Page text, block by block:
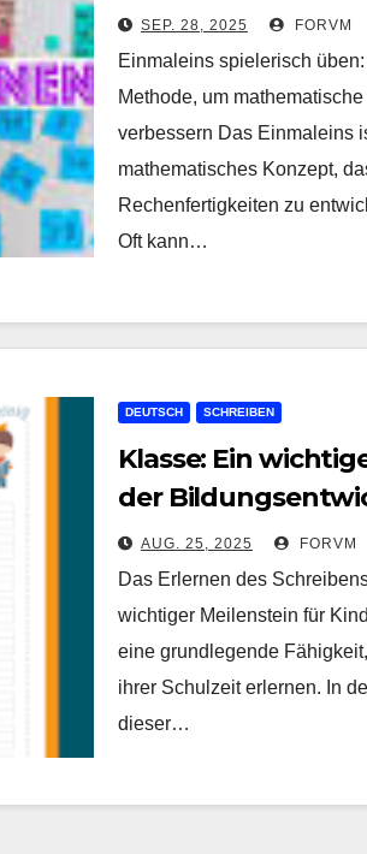
mathematischen
SEP. 28, 2025 FORVM
Einmaleins spielerisch
Methode, um
verbessern Das Einmaleins
mathematisches Konzept,
Rechenfertigkeiten zu
Oft kann…
DEUTSCH SCHREIBEN
Klasse: Ein
der
AUG. 25, 2025 FORVM
Das Erlernen des
wichtiger Meilenstein für
eine grundlegende
ihrer Schulzeit erlernen. In
dieser…